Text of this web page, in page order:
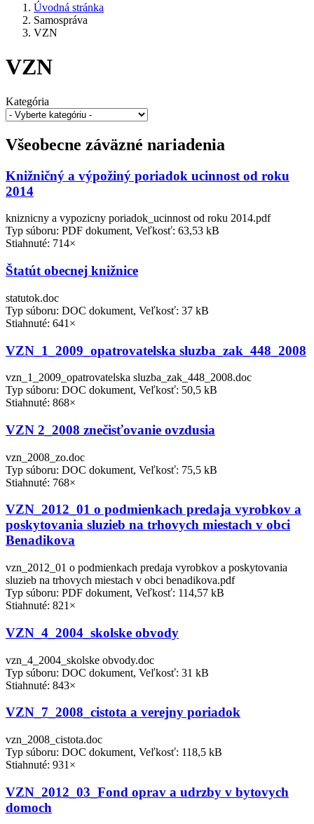
Úvodná stránka
Samospráva
VZN
VZN
Kategória
Všeobecne záväzné nariadenia
Knižničný a výpožiný poriadok ucinnost od roku
2014
kniznicny a vypozicny poriadok_ucinnost od roku 2014.pdf
Typ súboru: PDF dokument, Veľkosť: 63,53 kB
Stiahnuté: 714×
Štatút obecnej knižnice
statutok.doc
Typ súboru: DOC dokument, Veľkosť: 37 kB
Stiahnuté: 641×
VZN_1_2009_opatrovatelska sluzba_zak_448_2008
vzn_1_2009_opatrovatelska sluzba_zak_448_2008.doc
Typ súboru: DOC dokument, Veľkosť: 50,5 kB
Stiahnuté: 868×
VZN 2_2008 znečisťovanie ovzdusia
vzn_2008_zo.doc
Typ súboru: DOC dokument, Veľkosť: 75,5 kB
Stiahnuté: 768×
VZN_2012_01 o podmienkach predaja vyrobkov a
poskytovania sluzieb na trhovych miestach v obci
Benadikova
vzn_2012_01 o podmienkach predaja vyrobkov a poskytovania
sluzieb na trhovych miestach v obci benadikova.pdf
Typ súboru: PDF dokument, Veľkosť: 114,57 kB
Stiahnuté: 821×
VZN_4_2004_skolske obvody
vzn_4_2004_skolske obvody.doc
Typ súboru: DOC dokument, Veľkosť: 31 kB
Stiahnuté: 843×
VZN_7_2008_cistota a verejny poriadok
vzn_2008_cistota.doc
Typ súboru: DOC dokument, Veľkosť: 118,5 kB
Stiahnuté: 931×
VZN_2012_03_Fond oprav a udrzby v bytovych
domoch